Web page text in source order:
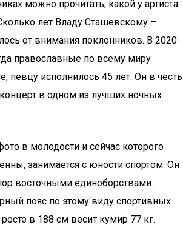
можно прочитать, какой у артиста
лет Владу Сташевскому –
от внимания поклонников. В 2020
православные по всему миру
певцу исполнилось 45 лет. Он в честь
в одном из лучших ночных
в молодости и сейчас которого
занимается с юности спортом. Он
восточными единоборствами.
пояс по этому виду спортивных
в 188 см весит кумир 77 кг.